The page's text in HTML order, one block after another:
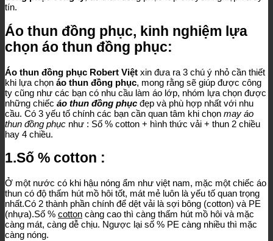
tín.
Áo thun đồng phục, kinh nghiệm lựa
chọn áo thun đồng phục:
Áo thun đồng phục Robert Việt xin đưa ra 3 chú ý nhỏ cần thiết
khi lựa chọn áo thun đồng phục, mong rằng sẽ giúp được công
ty cũng như các bạn có nhu cầu làm áo lớp, nhóm lựa chọn được
những chiếc áo thun đồng phục đẹp và phù hợp nhất với nhu
cầu. Có 3 yếu tố chính các bạn cần quan tâm khi chọn may áo
thun đồng phục như : Số % cotton + hình thức vải + thun 2 chiều
hay 4 chiều.
1.Số % cotton :
Ở một nước có khi hậu nóng ẩm như việt nam, mặc một chiếc áo
thun có độ thấm hút mồ hôi tốt, mát mẻ luôn là yếu tố quan trọng
nhất.Có 2 thành phần chính để dệt vải là sợi bông (cotton) và PE
(nhựa).Số % cotton càng cao thì càng thấm hút mồ hôi và mặc
càng mát, càng dễ chịu. Ngược lại số % PE càng nhiều thì mặc
càng nóng.